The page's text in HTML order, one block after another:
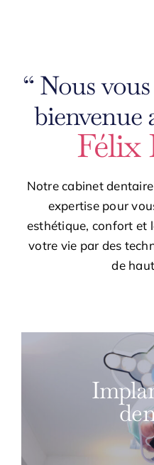
“ Nous
bienvenue
Félix
Notre cabinet
expertise pour
esthétique, confort et
votre vie par des
de